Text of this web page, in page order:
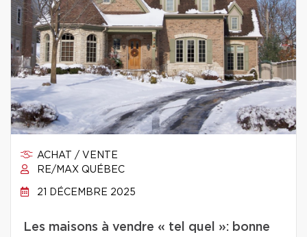
ACHAT / VENTE
RE/MAX QUÉBEC
21 DÉCEMBRE 2025
Les maisons à vendre « tel quel »: bonne